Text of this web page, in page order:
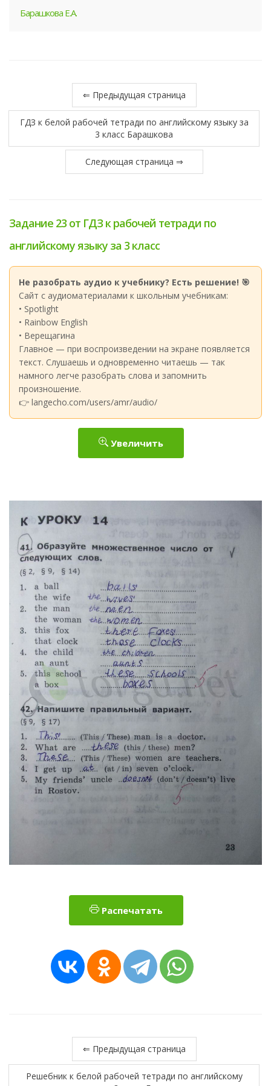
Барашкова Е.А.
⇐ Предыдущая страница
ГДЗ к белой рабочей тетради по английскому языку за
3 класс Барашкова
Следующая страница ⇒
Задание 23 от ГДЗ к рабочей тетради по
английскому языку за 3 класс
Не разобрать аудио к учебнику? Есть решение! 🎯
Сайт с аудиоматериалами к школьным учебникам:
• Spotlight
• Rainbow English
• Верещагина
Главное — при воспроизведении на экране появляется
текст. Слушаешь и одновременно читаешь — так
намного легче разобрать слова и запомнить
произношение.
👉 langecho.com/users/amr/audio/
Увеличить
Распечатать
⇐ Предыдущая страница
Решебник к белой рабочей тетради по английскому